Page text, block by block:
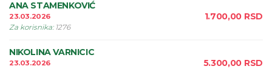
ANA STAMENKOVIĆ
23.03.2026
Za korisnika: 1276
1.700,00 RSD
NIKOLINA VARNICIC
23.03.2026
5.300,00 RSD